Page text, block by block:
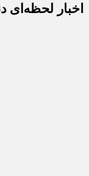
اخبار لحظه‌ای